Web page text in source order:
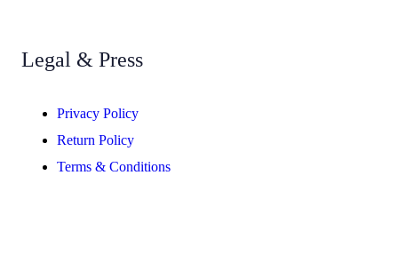
Legal & Press
Privacy Policy
Return Policy
Terms & Conditions